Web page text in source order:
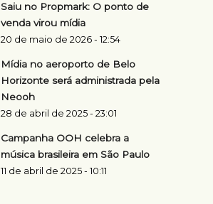
Saiu no Propmark: O ponto de
venda virou mídia
20 de maio de 2026 - 12:54
Mídia no aeroporto de Belo
Horizonte será administrada pela
Neooh
28 de abril de 2025 - 23:01
Campanha OOH celebra a
música brasileira em São Paulo
11 de abril de 2025 - 10:11